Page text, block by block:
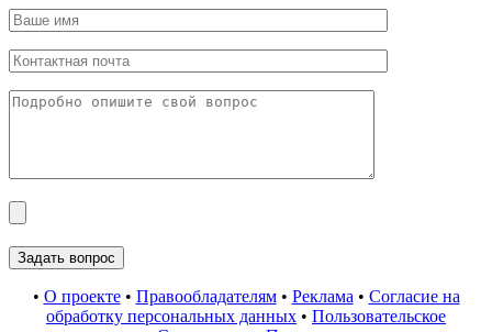
• О проекте• Правообладателям• Реклама • Согласие на
обработку персональных данных • Пользовательское